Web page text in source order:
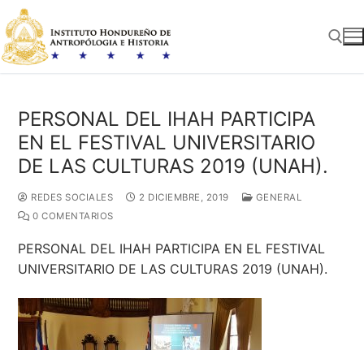
al
contenido
PERSONAL DEL IHAH PARTICIPA
EN EL FESTIVAL UNIVERSITARIO
DE LAS CULTURAS 2019 (UNAH).
REDES SOCIALES 2 DICIEMBRE, 2019
GENERAL
0 COMENTARIOS
PERSONAL DEL IHAH PARTICIPA EN EL FESTIVAL
UNIVERSITARIO DE LAS CULTURAS 2019 (UNAH).